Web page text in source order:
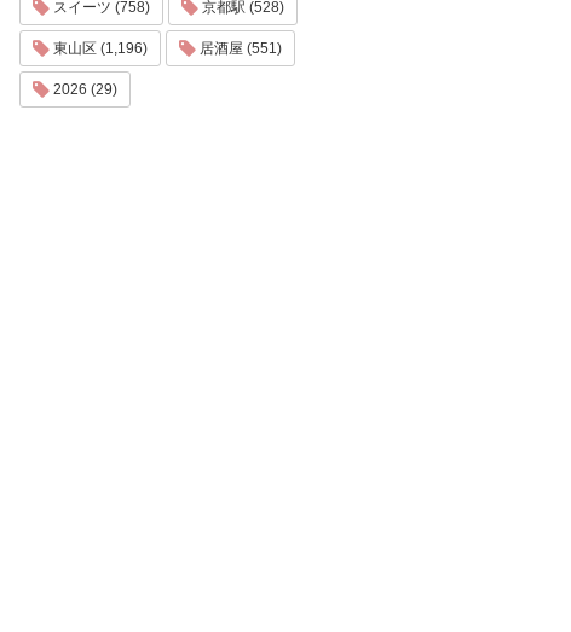
スイーツ (758) 京都駅 (528)
東山区 (1,196) 居酒屋 (551)
2026 (29)